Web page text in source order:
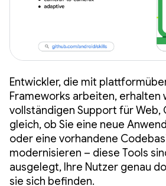
Entwickler, die mit
Frameworks arbeiten, erhalten
vollständigen Support für Web,
gleich, ob Sie eine neue
oder eine vorhandene
modernisieren – diese Tools
ausgelegt, Ihre Nutzer genau
sie sich befinden.